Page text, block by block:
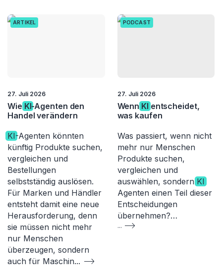
ARTIKEL
27. Juli 2026
Wie KI-Agenten den
Handel verändern
KI-Agenten könnten
künftig Produkte suchen,
vergleichen und
Bestellungen
selbstständig auslösen.
Für Marken und Händler
entsteht damit eine neue
Herausforderung, denn
sie müssen nicht mehr
nur Menschen
überzeugen, sondern
auch für Maschin...
PODCAST
27. Juli 2026
Wenn KI entscheidet,
was kaufen
Was passiert, wenn nicht
mehr nur Menschen
Produkte suchen,
vergleichen und
auswählen, sondern KI
Agenten einen Teil dieser
Entscheidungen
übernehmen?…
...